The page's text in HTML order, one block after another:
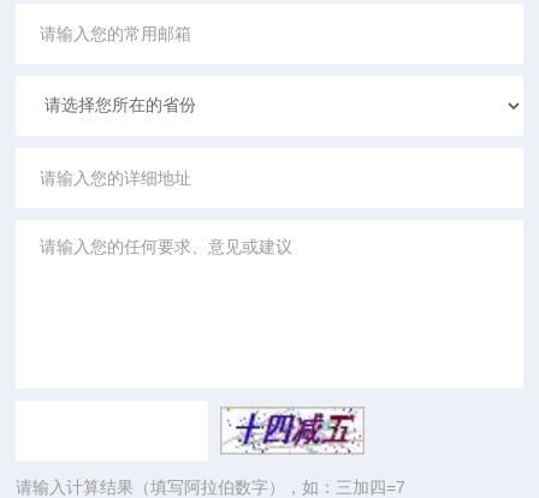
请输入计算结果（填写阿拉伯数字），如：三加四=7